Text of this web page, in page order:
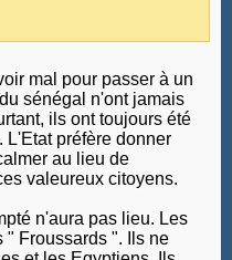
mal pour passer à un
sénégal n'ont jamais
ils ont toujours été
L'Etat préfère donner
au lieu de
valeureux citoyens.
n'aura pas lieu. Les
" Froussards ". Ils ne